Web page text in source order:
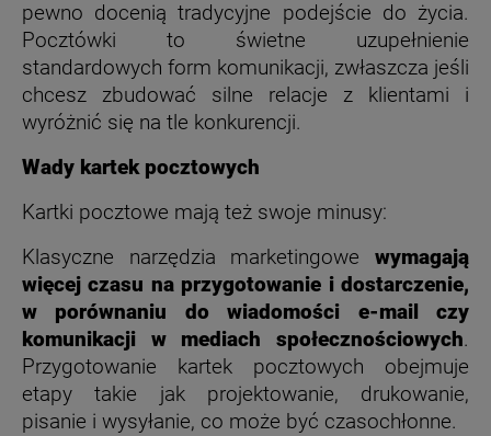
pewno docenią tradycyjne podejście do życia.
Pocztówki to świetne uzupełnienie
standardowych form komunikacji, zwłaszcza jeśli
chcesz zbudować silne relacje z klientami i
wyróżnić się na tle konkurencji.
Wady kartek pocztowych
Kartki pocztowe mają też swoje minusy:
Klasyczne narzędzia marketingowe wymagają
więcej czasu na przygotowanie i dostarczenie,
w porównaniu do wiadomości e-mail czy
komunikacji w mediach społecznościowych.
Przygotowanie kartek pocztowych obejmuje
etapy takie jak projektowanie, drukowanie,
pisanie i wysyłanie, co może być czasochłonne.